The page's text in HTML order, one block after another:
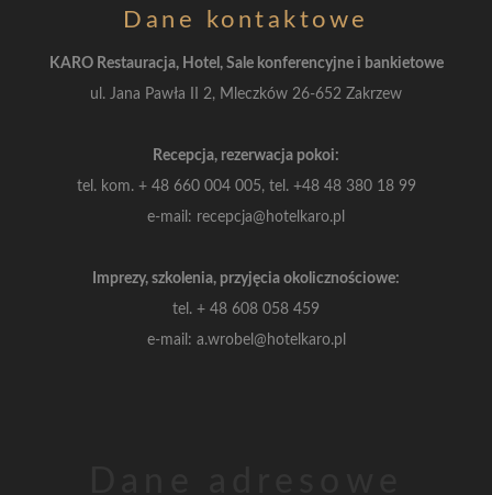
Dane kontaktowe
KARO Restauracja, Hotel, Sale konferencyjne i bankietowe
ul. Jana Pawła II 2, Mleczków 26-652 Zakrzew
Recepcja, rezerwacja pokoi:
tel. kom. + 48 660 004 005, tel. +48 48 380 18 99
e-mail: recepcja@hotelkaro.pl
Imprezy, szkolenia, przyjęcia okolicznościowe:
tel. + 48 608 058 459
e-mail: a.wrobel@hotelkaro.pl